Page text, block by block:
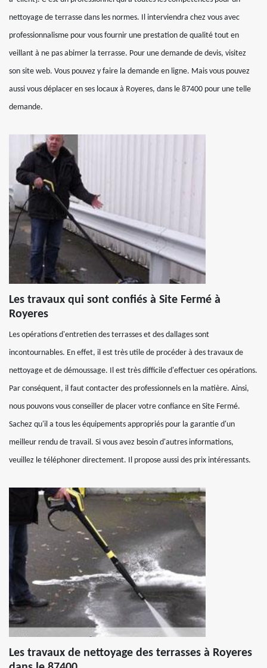
nettoyage de terrasse dans les normes. Il interviendra chez vous avec
professionnalisme pour vous fournir une prestation de qualité tout en
veillant à ne pas abimer la terrasse. Pour une demande de devis, visitez
son site web. Vous pouvez y faire la demande en ligne. Mais vous pouvez
aussi vous déplacer en ses locaux à Royeres, dans le 87400 pour une telle
demande.
Les travaux qui sont confiés à Site Fermé à
Royeres
Les opérations d'entretien des terrasses et des dallages sont
incontournables. En effet, il est très utile de procéder à des travaux de
nettoyage et de démoussage. Il est très difficile d'effectuer ces opérations.
Par conséquent, il faut contacter des professionnels en la matière. Ainsi,
nous pouvons vous conseiller de placer votre confiance en Site Fermé.
Sachez qu'il a tous les équipements appropriés pour la garantie d'un
meilleur rendu de travail. Si vous avez besoin d'autres informations,
veuillez le téléphoner directement. Il propose aussi des prix intéressants.
Les travaux de nettoyage des terrasses à Royeres